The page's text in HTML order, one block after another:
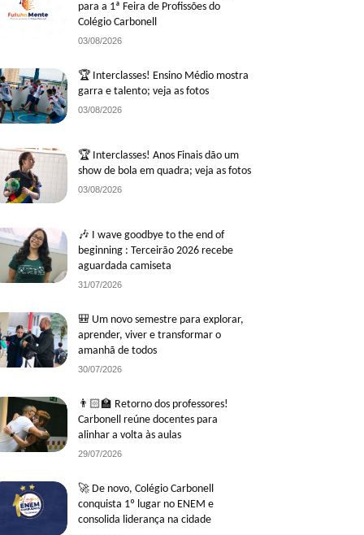
para a 1ª Feira de Profissões do
Colégio Carbonell
03/08/2026
🏆 Interclasses! Ensino Médio mostra
garra e talento; veja as fotos
03/08/2026
🏆 Interclasses! Anos Finais dão um
show de bola em quadra; veja as fotos
03/08/2026
🎶 I wave goodbye to the end of
beginning : Terceirão 2026 recebe
aguardada camiseta
31/07/2026
🎒 Um novo semestre para explorar,
aprender, viver e transformar o
amanhã de todos
30/07/2026
👨🏻‍🏫 Retorno dos professores!
Carbonell reúne docentes para
alinhar a volta às aulas
29/07/2026
🚀 De novo, Colégio Carbonell
conquista 1º lugar no ENEM e
consolida liderança na cidade